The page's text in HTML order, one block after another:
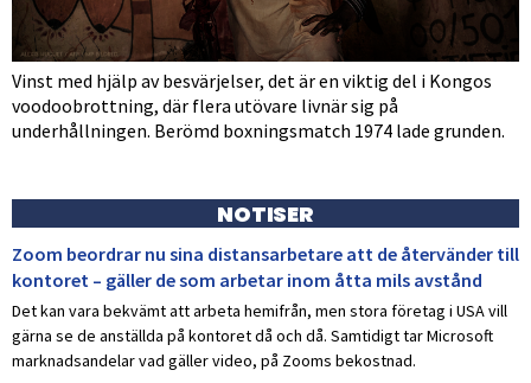
Vinst med hjälp av besvärjelser, det är en viktig del i Kongos
voodoobrottning, där flera utövare livnär sig på
underhållningen. Berömd boxningsmatch 1974 lade grunden.
NOTISER
Zoom beordrar nu sina distansarbetare att de återvänder till
kontoret – gäller de som arbetar inom åtta mils avstånd
Det kan vara bekvämt att arbeta hemifrån, men stora företag i USA vill
gärna se de anställda på kontoret då och då. Samtidigt tar Microsoft
marknadsandelar vad gäller video, på Zooms bekostnad.